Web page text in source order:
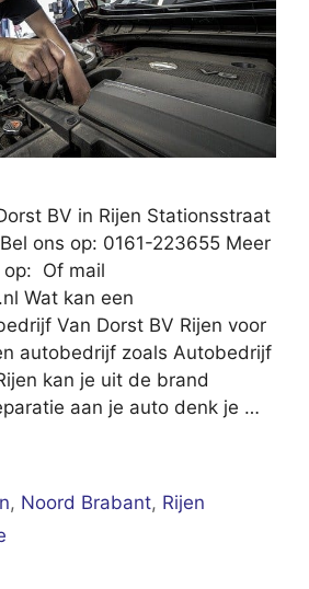
BV in Rijen Stationsstraat
ons op: 0161-223655 Meer
op: Of mail
Wat kan een
Van Dorst BV Rijen voor
autobedrijf zoals Autobedrijf
kan je uit de brand
aan je auto denk je …
, Noord Brabant, Rijen